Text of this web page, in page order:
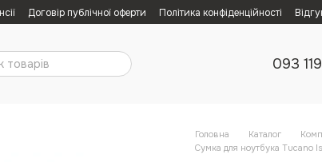
Договір публічної оферти Політика конфіденційності
093
Головна Каталог
Сумка для ноутбука Tucano